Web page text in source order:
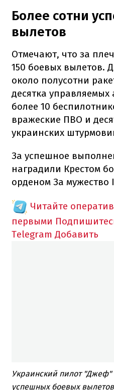
Более сотни
вылетов
Отмечают, что за
150 боевых вылетов.
около полусотни
десятка управляемых
более 10
вражеские ПВО и
украинских
За успешное
наградили Крестом
орденом За мужество
Читайте
первыми
Telegram Добавить
Украинский пилот "Джеф"
успешных боевых